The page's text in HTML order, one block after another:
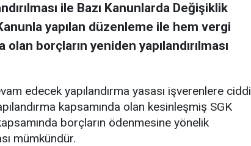
ile Bazı Kanunlarda Değişiklik
yapılan düzenleme ile hem vergi
borçların yeniden yapılandırılması
edecek yapılandırma yasası işverenlere ciddi
kapsamında olan kesinleşmiş SGK
borçların ödenmesine yönelik
mümkündür.